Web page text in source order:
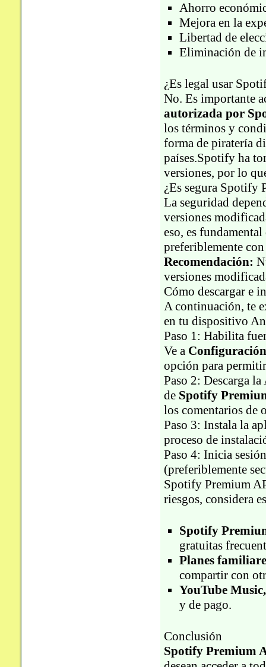
Ahorro
Mejora en la
Libertad de
Eliminación de
¿Es legal usar
No. Es importante
autorizada por
los términos y
forma de piratería
países.Spotify ha
versiones, por lo
¿Es segura Spotify
La seguridad
versiones
eso, es
preferiblemente
Recomendación:
versiones
Cómo descargar e
A continuación, te
en tu dispositivo
Paso 1: Habilita
Ve a
opción para
Paso 2: Descarga
de Spotify
los comentarios de
Paso 3: Instala la
proceso de
Paso 4: Inicia
(preferiblemente
Spotify Premium
riesgos, considera
Spotify
gratuitas
Planes
compartir con
YouTube
y de pago.
Conclusión
Spotify Premium